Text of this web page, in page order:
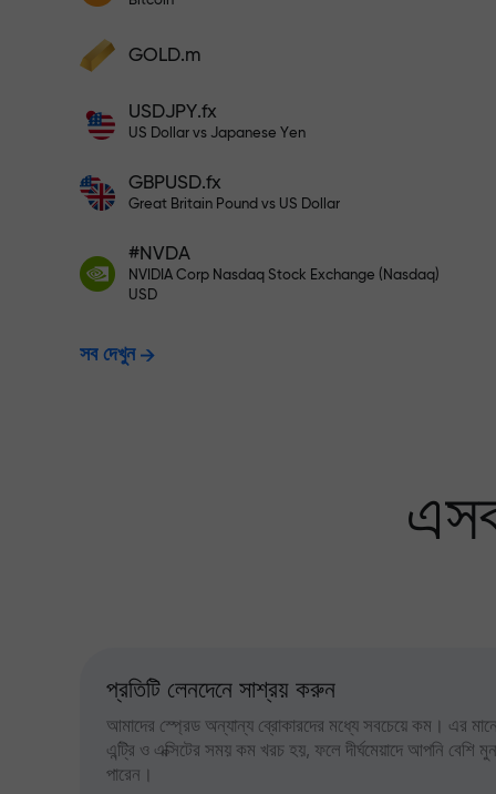
ডিপোজিট করুন এবং আপনার ডিপোজিটের 1,000 গুণ বোনাস
ঝুঁকিমুক্তভাবে
নিশ্চয়তা দিচ্ছি
X1000 পর্যন্ত বোনাস
হার
GOLD.m
USDJPY.fx
US Dollar vs Japanese Yen
GBPUSD.fx
Great Britain Pound vs US Dollar
#NVDA
NVIDIA Corp Nasdaq Stock Exchange (Nasdaq)
USD
সব দেখুন
প্রতিটি লেনদেনে সাশ্রয় করুন
আমাদের স্প্রেড অন্যান্য ব্রোকারদের মধ্যে সবচেয়ে কম। এর মানে,
এন্ট্রি ও এক্সিটের সময় কম খরচ হয়, ফলে দীর্ঘমেয়াদে আপনি বেশি
পারেন।